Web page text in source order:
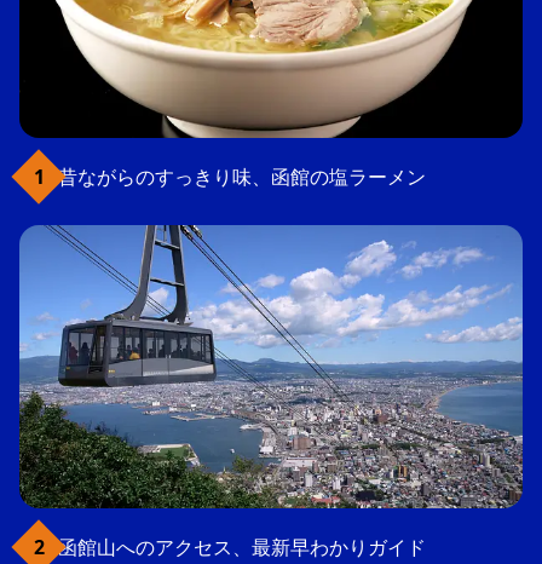
昔ながらのすっきり味、函館の塩ラーメン
函館山へのアクセス、最新早わかりガイド